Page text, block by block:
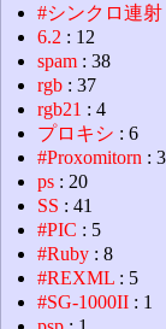
#シンクロ連射
6.2 : 12
spam : 38
rgb : 37
rgb21 : 4
プロキシ : 6
#Proxomitorn : 3
ps : 20
SS : 41
#PIC : 5
#Ruby : 8
#REXML : 5
#SG-1000II : 1